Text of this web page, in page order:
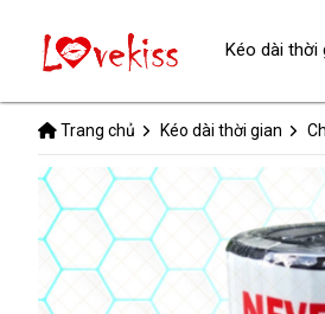
Trang chủ Kéo dài thời gian
Kéo dài thời